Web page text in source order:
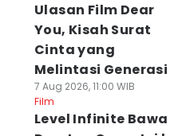
Ulasan Film Dear
You, Kisah Surat
Cinta yang
Melintasi Generasi
7 Aug 2026, 11:00 WIB
Film
Level Infinite Bawa